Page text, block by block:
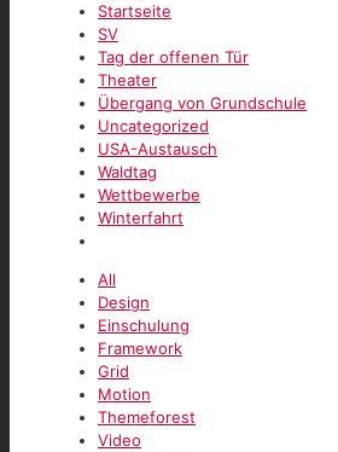
Startseite
SV
Tag der offenen Tür
Theater
Übergang von Grundschule
Uncategorized
USA-Austausch
Waldtag
Wettbewerbe
Winterfahrt
All
Design
Einschulung
Framework
Grid
Motion
Themeforest
Video